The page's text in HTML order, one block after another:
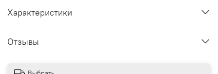
Характеристики
Отзывы